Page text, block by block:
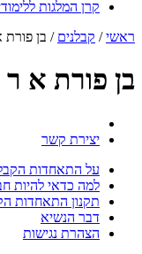
קרן המלגות
ראשי/ קבלנים / בן
בן פורת א
יצירת קשר
על התאחדות
למה כדאי להיות
תקנון התאחדות
דבר הנשיא
הצהרת נגישות